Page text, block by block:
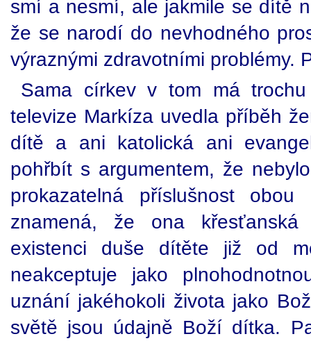
smí a nesmí, ale jakmile se dítě
že se narodí do nevhodného
výraznými zdravotními problémy.
Sama církev v tom má
televize Markíza uvedla příběh
dítě a ani katolická ani
pohřbít s argumentem, že
prokazatelná příslušnost
znamená, že ona křesťanská
existenci duše dítěte již od
neakceptuje jako
uznání jakéhokoli života jako
světě jsou údajně Boží dítka.